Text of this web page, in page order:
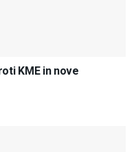
KME in nove